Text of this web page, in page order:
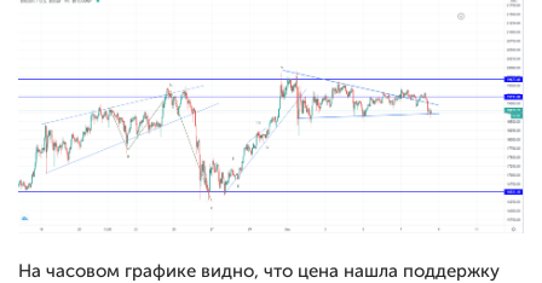
На часовом графике видно, что цена нашла поддержку